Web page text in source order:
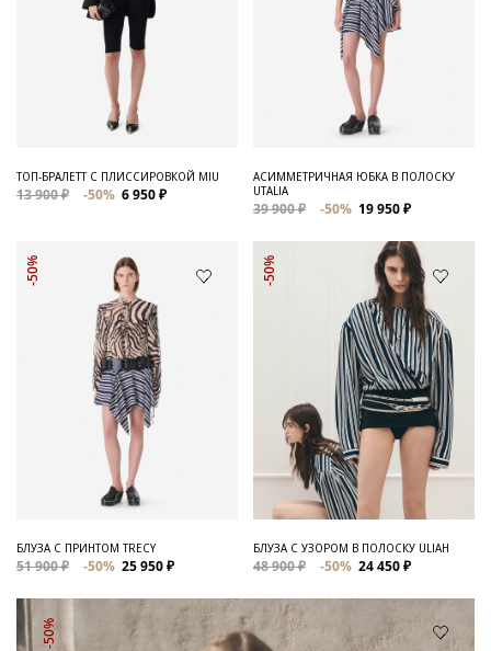
ТОП-БРАЛЕТТ С ПЛИССИРОВКОЙ MIU
13 900 ₽ -50% 6 950 ₽
АСИММЕТРИЧНАЯ ЮБКА В ПОЛОСКУ
UTALIA
39 900 ₽ -50% 19 950 ₽
-50%
БЛУЗА С ПРИНТОМ TRECY
51 900 ₽ -50% 25 950 ₽
-50%
БЛУЗА С УЗОРОМ В ПОЛОСКУ ULIAH
48 900 ₽ -50% 24 450 ₽
-50%